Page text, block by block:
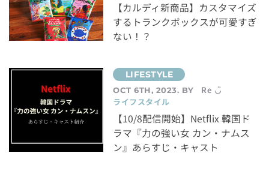
【カルディ新商品】カスタマイズ
するトランクボックスが可愛すぎ
ない！？
OCT 6TH, 2023. BY
Re ◡̈
ライフスタイル
【10/8配信開始】Netflix 韓国ド
ラマ『力の強い女 カン・ナムス
ン』あらすじ・キャスト